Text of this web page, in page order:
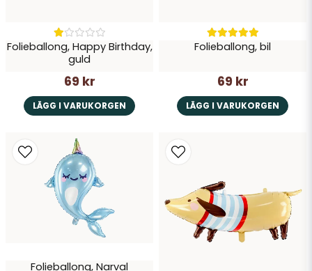
Folieballong, Happy Birthday,
guld
69 kr
LÄGG I VARUKORGEN
Folieballong, bil
69 kr
LÄGG I VARUKORGEN
Folieballong, Narval